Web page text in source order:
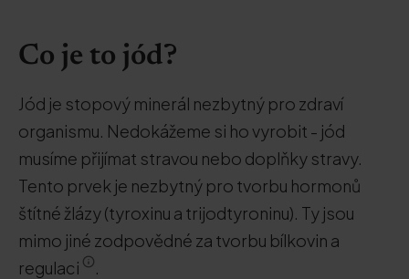
Co je to jód?
Jód je stopový minerál nezbytný pro zdraví
organismu. Nedokážeme si ho vyrobit - jód
musíme přijímat stravou nebo doplňky stravy.
Tento prvek je nezbytný pro tvorbu hormonů
štítné žlázy (tyroxinu a trijodtyroninu). Ty jsou
mimo jiné zodpovědné za tvorbu bílkovin a
regulaci
.